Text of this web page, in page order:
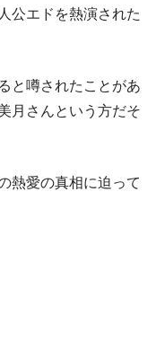
公エドを熱演された
と噂されたことがあ
月さんという方だそ
熱愛の真相に迫って